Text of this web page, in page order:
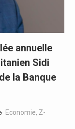
annuelle
Sidi
la Banque
Economie, Z-